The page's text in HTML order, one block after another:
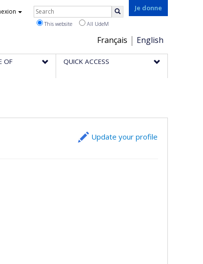
Je donne
Choix
de
la
Français English
Rechercher
This website All UdeM
OF QUICK ACCESS
Update your profile